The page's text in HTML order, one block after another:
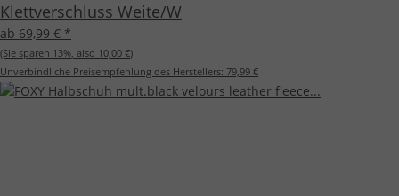
Klettverschluss Weite/W
ab 69,99 € *
(Sie sparen 13%, also 10,00 €)
Unverbindliche Preisempfehlung des Herstellers: 79,99 €